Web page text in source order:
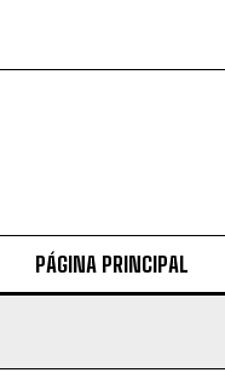
PÁGINA PRINCIPAL